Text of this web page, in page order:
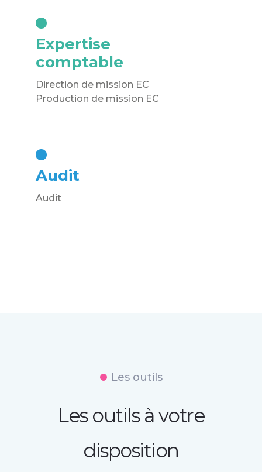
Expertise
comptable
Direction de mission EC
Production de mission EC
Audit
Audit
Les outils
Les outils à votre
disposition